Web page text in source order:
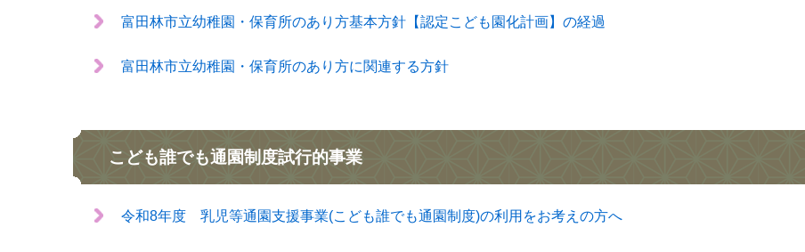
富田林市立幼稚園・保育所のあり方基本方針【認定こども園化計画】の経過
富田林市立幼稚園・保育所のあり方に関連する方針
こども誰でも通園制度試行的事業
令和8年度 乳児等通園支援事業(こども誰でも通園制度)の利用をお考えの方へ